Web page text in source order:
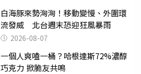
白海豚來勢洶洶！移動變慢、外圍環
流發威 北台週末恐迎狂風暴雨
2026-08-07
一個人爽嗑一桶？哈根達斯72%濃醇
巧克力 掀脆友共鳴